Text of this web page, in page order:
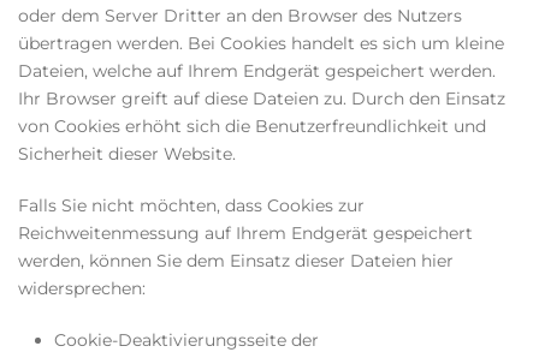
oder dem Server Dritter an den Browser des Nutzers
übertragen werden. Bei Cookies handelt es sich um kleine
Dateien, welche auf Ihrem Endgerät gespeichert werden.
Ihr Browser greift auf diese Dateien zu. Durch den Einsatz
von Cookies erhöht sich die Benutzerfreundlichkeit und
Sicherheit dieser Website.
Falls Sie nicht möchten, dass Cookies zur
Reichweitenmessung auf Ihrem Endgerät gespeichert
werden, können Sie dem Einsatz dieser Dateien hier
widersprechen:
Cookie-Deaktivierungsseite der